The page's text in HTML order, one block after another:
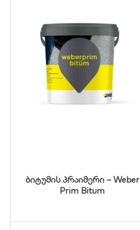
ბიტუმის პრაიმერი – Weber
Prim Bitum